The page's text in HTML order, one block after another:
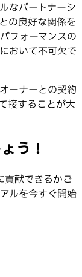
なパートナーシ
の良好な関係を
フォーマンスの
おいて不可欠で
ーナーとの契約
接することが大
う！
貢献できるかご
ルを今すぐ開始